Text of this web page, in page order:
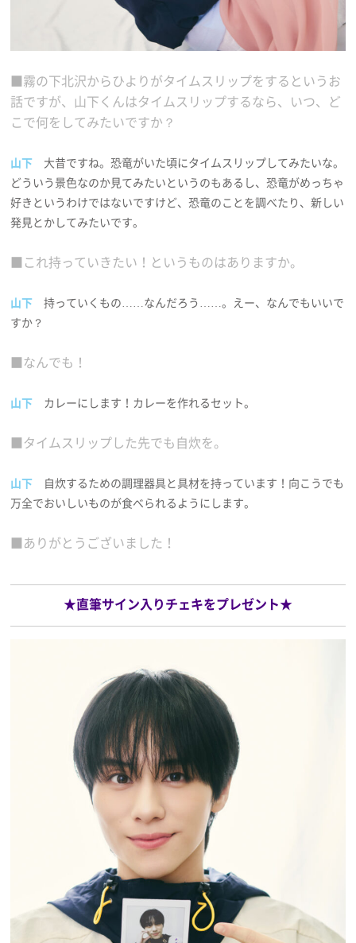
■霧の下北沢からひよりがタイムスリップをするというお
話ですが、山下くんはタイムスリップするなら、いつ、ど
こで何をしてみたいですか？
山下 大昔ですね。恐竜がいた頃にタイムスリップしてみたいな。
どういう景色なのか見てみたいというのもあるし、恐竜がめっちゃ
好きというわけではないですけど、恐竜のことを調べたり、新しい
発見とかしてみたいです。
■これ持っていきたい！というものはありますか。
山下 持っていくもの……なんだろう……。えー、なんでもいいで
すか？
■なんでも！
山下 カレーにします！カレーを作れるセット。
■タイムスリップした先でも自炊を。
山下 自炊するための調理器具と具材を持っています！向こうでも
万全でおいしいものが食べられるようにします。
■ありがとうございました！
★直筆サイン入りチェキをプレゼント★